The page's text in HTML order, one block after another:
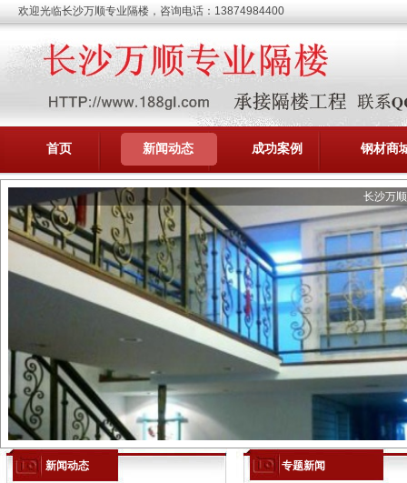
欢迎光临长沙万顺专业隔楼，咨询电话：13874984400
首页 新闻动态 成功案例 钢材商
长沙万
承接隔楼工程
新闻动态 专题新闻